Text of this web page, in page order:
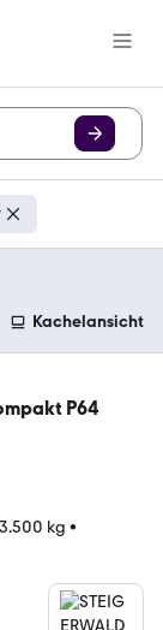
Kachelansicht
P64
kg •